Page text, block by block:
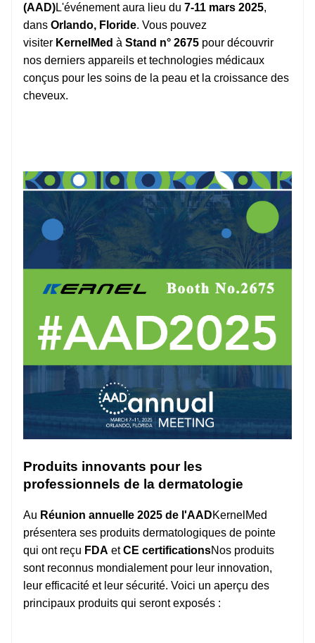
(AAD)L'événement aura lieu du 7-11 mars 2025,
dans Orlando, Floride. Vous pouvez
visiter KernelMed à Stand n° 2675 pour découvrir
nos derniers appareils et technologies médicaux
conçus pour les soins de la peau et la croissance des
cheveux.
Produits innovants pour les
professionnels de la dermatologie
Au Réunion annuelle 2025 de l'AADKernelMed
présentera ses produits dermatologiques de pointe
qui ont reçu FDA etCE certificationsNos produits
sont reconnus mondialement pour leur innovation,
leur efficacité et leur sécurité. Voici un aperçu des
principaux produits qui seront exposés :